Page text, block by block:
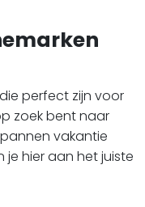
perfect zijn voor
zoek bent naar
vakantie
hier aan het juiste